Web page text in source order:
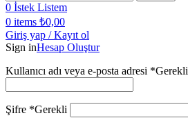
0 İstek Listem
0 items ₺0,00
Giriş yap / Kayıt ol
Sign inHesap Oluştur
Kullanıcı adı veya e-posta adresi *Gerekli
Şifre *Gerekli